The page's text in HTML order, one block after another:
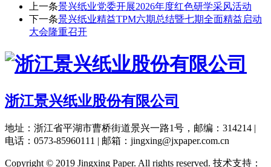
上一条景兴纸业党委开展2026年度红色研学采风活动
下一条景兴纸业精益TPM六期总结暨七期全面精益启动
大会隆重召开
浙江景兴纸业股份有限公司
地址：浙江省平湖市曹桥街道景兴一路1号，邮编：314214 |
电话：0573-85960111 | 邮箱：jingxing@jxpaper.com.cn
Copyright © 2019 Jingxing Paper. All rights reserved. 技术支持：